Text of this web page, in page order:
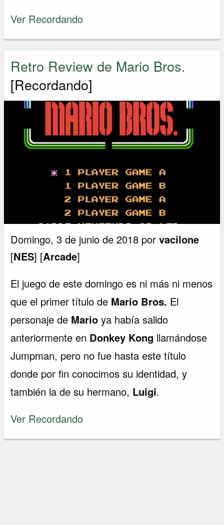
Ver Recordando
Retro Review de Mario Bros.
[Recordando]
Domingo, 3 de junio de 2018 porvacilone
[NES] [Arcade]
El juego de este domingo es ni más ni menos
que el primer título de Mario Bros. El
personaje de Mario ya había salido
anteriormente en Donkey Kong llamándose
Jumpman, pero no fue hasta este título
donde por fin conocimos su identidad, y
también la de su hermano, Luigi.
Ver Recordando